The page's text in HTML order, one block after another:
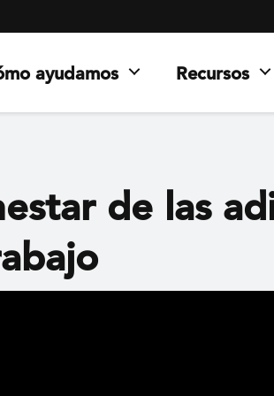
ayudamos Recursos
de las